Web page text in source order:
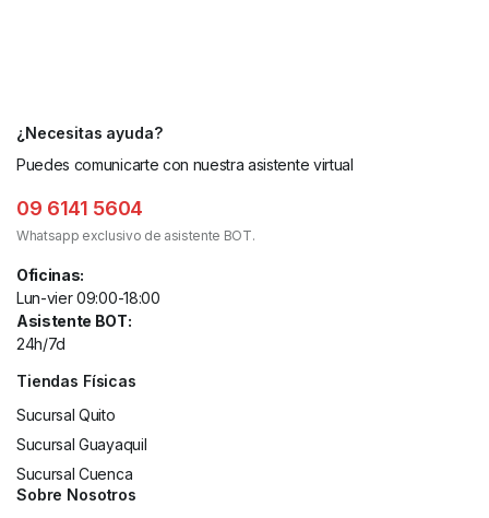
¿Necesitas ayuda?
Puedes comunicarte con nuestra asistente virtual
09 6141 5604
Whatsapp exclusivo de asistente BOT.
Oficinas:
Lun-vier 09:00-18:00
Asistente BOT:
24h/7d
Tiendas Físicas
Sucursal Quito
Sucursal Guayaquil
Sucursal Cuenca
Sobre Nosotros